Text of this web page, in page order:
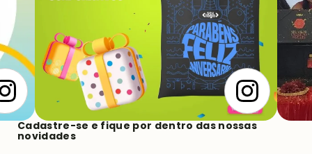
Cadastre-se e fique por dentro das nossas
novidades